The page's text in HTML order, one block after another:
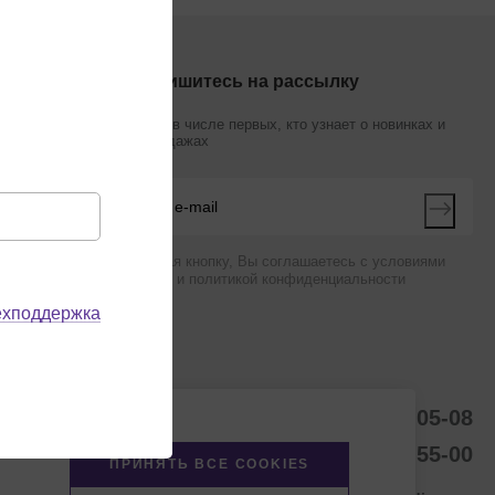
Подпишитесь на рассылку
Будьте в числе первых, кто узнает о новинках и
распродажах
Нажимая кнопку, Вы соглашаетесь с условиями
оферты и политикой конфиденциальности
8 (800) 234-05-08
8-863-303-55-00
ПРИНЯТЬ ВСЕ COOKIES